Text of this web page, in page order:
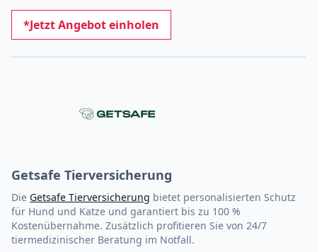
*Jetzt Angebot einholen
Getsafe Tierversicherung
Die Getsafe Tierversicherung bietet personalisierten Schutz
für Hund und Katze und garantiert bis zu 100 %
Kostenübernahme. Zusätzlich profitieren Sie von 24/7
tiermedizinischer Beratung im Notfall.